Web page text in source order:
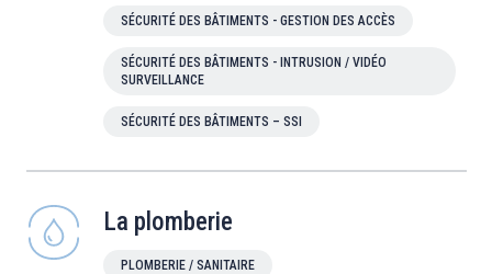
SÉCURITÉ DES BÂTIMENTS - GESTION DES ACCÈS
SÉCURITÉ DES BÂTIMENTS - INTRUSION / VIDÉO
SURVEILLANCE
SÉCURITÉ DES BÂTIMENTS – SSI
La plomberie
PLOMBERIE / SANITAIRE